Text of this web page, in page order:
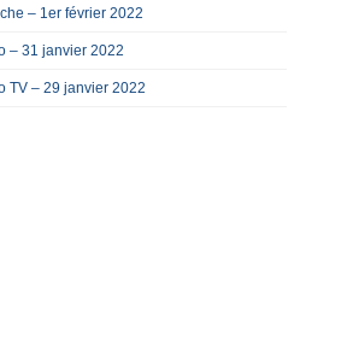
– 1er février 2022
– 31 janvier 2022
TV – 29 janvier 2022